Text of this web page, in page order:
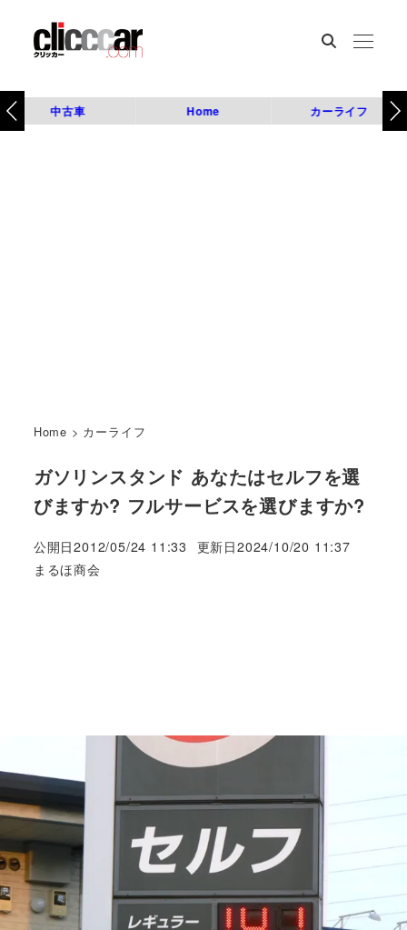
中古車 Home カーライフ
Home > カーライフ
ガソリンスタンド あなたはセルフを選
びますか? フルサービスを選びますか?
公開日2012/05/24 11:33 更新日2024/10/20 11:37
著
まるほ商会